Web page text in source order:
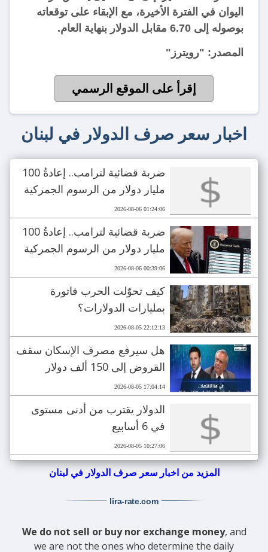
اليوان في الفترة الأخيرة، مع الإبقاء على توقعاته
بوصوله إلى 6.70 مقابل الدولار بنهاية العام.
المصدر: "رويترز"
إقرأ على الموقع الرسمي
اخبار سعر صرف الدولار في لبنان
ضربة قضائية لترامب.. إعادةُ 100
مليار دولار من الرسوم الجمركية
2026-08-06 01:24:06
ضربة قضائية لترامب.. إعادةُ 100
مليار دولار من الرسوم الجمركية
2026-08-06 00:39:06
كيف تحوّلت الحرب فاتورة
بمليارات الدولارات؟
2026-08-05 22:12:13
هل سيرفع مصرف الإسكان سقف
القروض إلى 150 ألف دولار
2026-08-05 17:04:14
الدولار يقترب من أدنى مستوى
في 6 أسابيع
2026-08-05 10:27:06
المزيد من اخبار سعر صرف الدولار في لبنان
lira-rate.com
We do not sell or buy nor exchange money, and
we are not the ones who determine the daily